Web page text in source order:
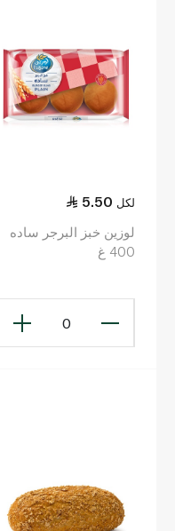
5.50 لكل
لوزين خبز البرجر ساده
400 غ
0